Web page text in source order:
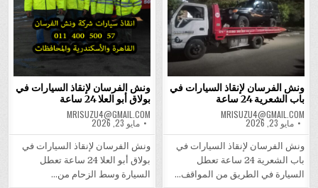
ونش الفرسان لإنقاذ السيارات في
بولاق أبو العلا 24 ساعة
MRISUZU4@GMAIL.COM
مايو 23, 2026
ونش الفرسان لإنقاذ السيارات في
بولاق أبو العلا 24 ساعة تعطل
السيارة وسط الزحام من…
ونش الفرسان لإنقاذ السيارات في
باب الشعرية 24 ساعة
MRISUZU4@GMAIL.COM
مايو 23, 2026
ونش الفرسان لإنقاذ السيارات في
باب الشعرية 24 ساعة تعطل
السيارة في الطريق من المواقف…